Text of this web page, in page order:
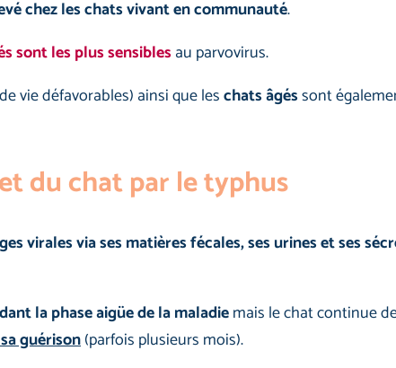
chez les chats vivant en communauté.
sont les plus sensiblesau parvovirus.
vie défavorables) ainsi que leschats âgéssont
du chat par le typhus
virales via ses matières fécales, ses urines et ses
la phase aigüe de la maladiemais le chat continue
guérison(parfois plusieurs mois).